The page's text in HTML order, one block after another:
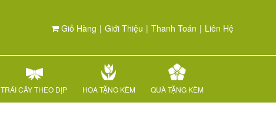
Giỏ Hàng | Giới Thiệu | Thanh Toán | Liên Hệ
TRÁI CÂY THEO DỊP HOA TẶNG KÈM QUÀ TẶNG KÈM